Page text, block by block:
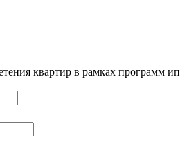
квартир в рамках программ